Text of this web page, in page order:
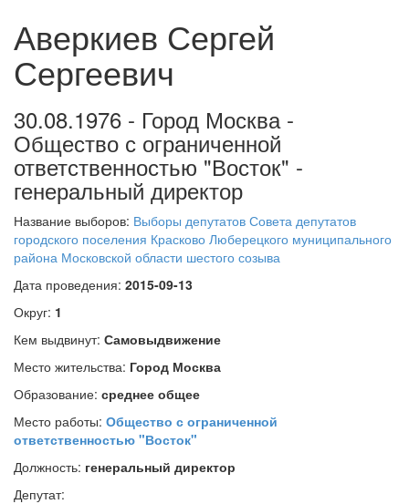
Аверкиев Сергей
Сергеевич
30.08.1976 - Город Москва -
Общество с ограниченной
ответственностью "Восток" -
генеральный директор
Название выборов: Выборы депутатов Совета депутатов
городского поселения Красково Люберецкого муниципального
района Московской области шестого созыва
Дата проведения: 2015-09-13
Округ: 1
Кем выдвинут: Самовыдвижение
Место жительства: Город Москва
Образование: среднее общее
Место работы: Общество с ограниченной
ответственностью "Восток"
Должность: генеральный директор
Депутат: